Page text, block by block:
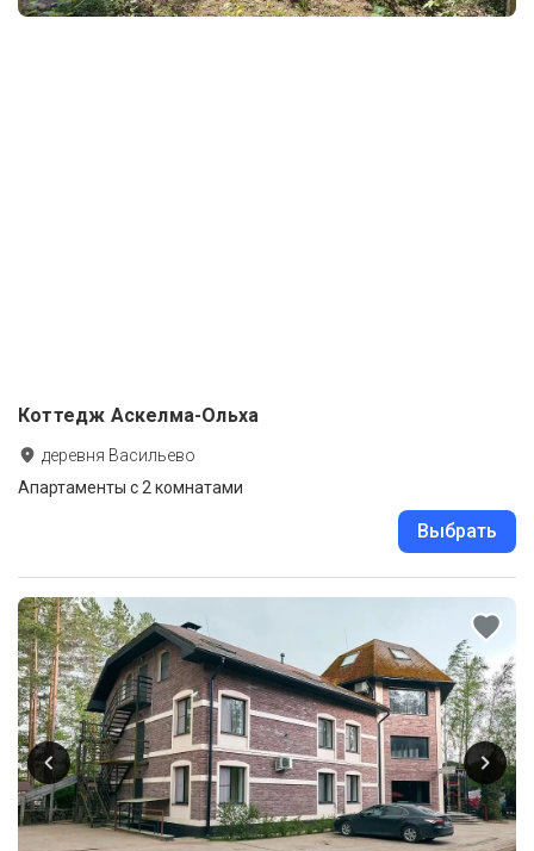
Коттедж Аскелма-Ольха
деревня Васильево
Апартаменты с 2 комнатами
Выбрать